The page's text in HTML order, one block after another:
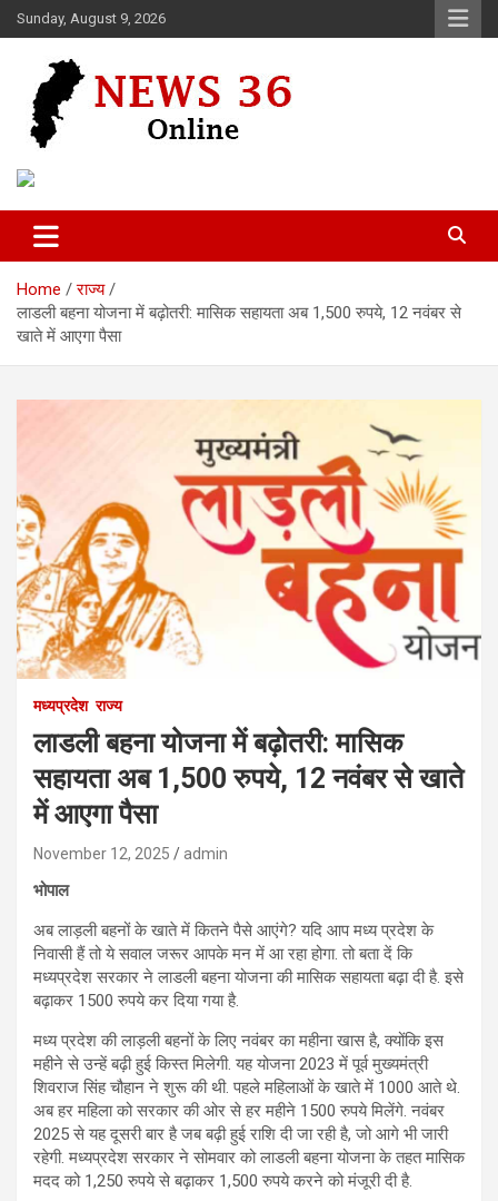
Skip
to
Sunday, August 9, 2026
News 36
Home
राज्य
लाडली बहना योजना में बढ़ोतरी: मासिक सहायता अब 1,500 रुपये, 12 नवंबर से
खाते में आएगा पैसा
मध्यप्रदेश राज्य
लाडली बहना योजना में बढ़ोतरी: मासिक
सहायता अब 1,500 रुपये, 12 नवंबर से खाते
में आएगा पैसा
November 12, 2025 admin
भोपाल
अब लाड़ली बहनों के खाते में कितने पैसे आएंगे? यदि आप मध्य प्रदेश के
निवासी हैं तो ये सवाल जरूर आपके मन में आ रहा होगा. तो बता दें कि
मध्यप्रदेश सरकार ने लाडली बहना योजना की मासिक सहायता बढ़ा दी है. इसे
बढ़ाकर 1500 रुपये कर दिया गया है.
मध्य प्रदेश की लाड़ली बहनों के लिए नवंबर का महीना खास है, क्योंकि इस
महीने से उन्हें बढ़ी हुई किस्त मिलेगी. यह योजना 2023 में पूर्व मुख्यमंत्री
शिवराज सिंह चौहान ने शुरू की थी. पहले महिलाओं के खाते में 1000 आते थे.
अब हर महिला को सरकार की ओर से हर महीने 1500 रुपये मिलेंगे. नवंबर
2025 से यह दूसरी बार है जब बढ़ी हुई राशि दी जा रही है, जो आगे भी जारी
रहेगी. मध्यप्रदेश सरकार ने सोमवार को लाडली बहना योजना के तहत मासिक
मदद को 1,250 रुपये से बढ़ाकर 1,500 रुपये करने को मंजूरी दी है.